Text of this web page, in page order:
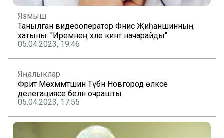
Язмыш
Танылган видеооператор Фәнис Җиһаншинның
хатыны: "Иремнең хәле кинәт начарайды"
05.04.2023, 19:46
Яңалыклар
Фәрит Мөхәммәтшин Түбән Новгород өлкәсе
делегациясе белән очрашты
05.04.2023, 17:55